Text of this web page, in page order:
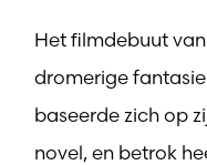
Het filmdebuut
dromerige
baseerde zich op
novel, en betrok